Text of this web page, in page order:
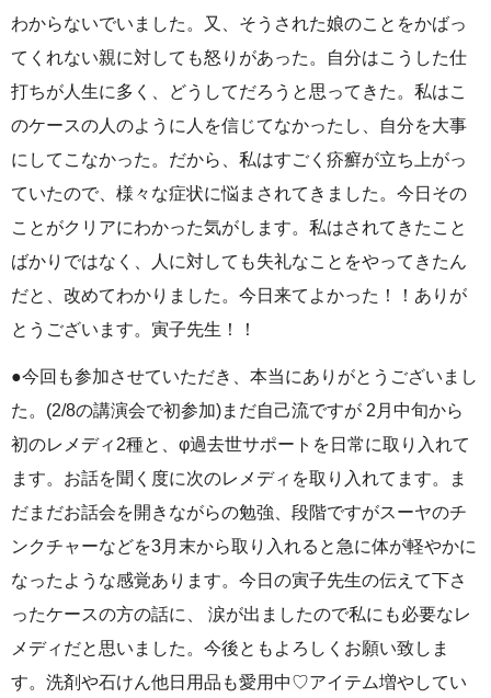
わからないでいました。又、そうされた娘のことをかばっ
てくれない親に対しても怒りがあった。自分はこうした仕
打ちが人生に多く、どうしてだろうと思ってきた。私はこ
のケースの人のように人を信じてなかったし、自分を大事
にしてこなかった。だから、私はすごく疥癬が立ち上がっ
ていたので、様々な症状に悩まされてきました。今日その
ことがクリアにわかった気がします。私はされてきたこと
ばかりではなく、人に対しても失礼なことをやってきたん
だと、改めてわかりました。今日来てよかった！！ありが
とうございます。寅子先生！！
●今回も参加させていただき、本当にありがとうございまし
た。(2/8の講演会で初参加)まだ自己流ですが 2月中旬から
初のレメディ2種と、φ過去世サポートを日常に取り入れて
ます。お話を聞く度に次のレメディを取り入れてます。ま
だまだお話会を開きながらの勉強、段階ですがスーヤのチ
ンクチャーなどを3月末から取り入れると急に体が軽やかに
なったような感覚あります。今日の寅子先生の伝えて下さ
ったケースの方の話に、 涙が出ましたので私にも必要なレ
メディだと思いました。今後ともよろしくお願い致しま
す。洗剤や石けん他日用品も愛用中♡アイテム増やしてい